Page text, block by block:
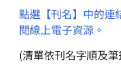
點選【刊名】中的連
閱線上電子資源。
(清單依刊名字順及